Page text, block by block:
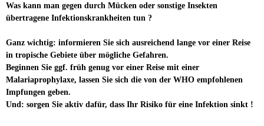
Was kann man gegen durch Mücken oder sonstige Insekten
übertragene Infektionskrankheiten tun ?
Ganz wichtig: informieren Sie sich ausreichend lange vor einer Reise
in tropische Gebiete über mögliche Gefahren.
Beginnen Sie ggf. früh genug vor einer Reise mit einer
Malariaprophylaxe, lassen Sie sich die von der WHO empfohlenen
Impfungen geben.
Und: sorgen Sie aktiv dafür, dass Ihr Risiko für eine Infektion sinkt !